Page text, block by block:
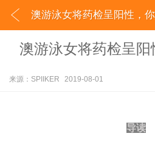
 澳游泳女将药检呈阳性，
澳游泳女将药检呈阳
来源：SPIIKER 2019-08-01
导读